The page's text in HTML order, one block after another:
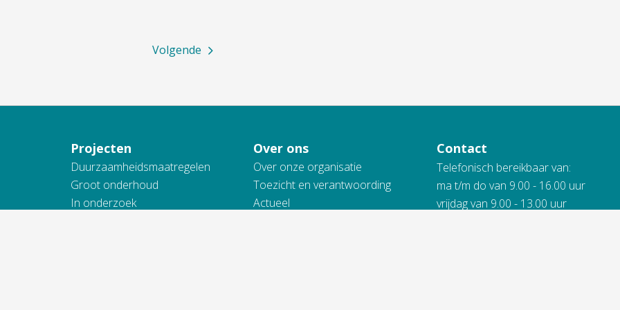
Volgende
Projecten
Duurzaamheidsmaatregelen
Groot onderhoud
In onderzoek
Over ons
Over onze organisatie
Toezicht en verantwoording
Actueel
Contact
Telefonisch bereikbaar van:
ma t/m do van 9.00 - 16.00 uur
vrijdag van 9.00 - 13.00 uur